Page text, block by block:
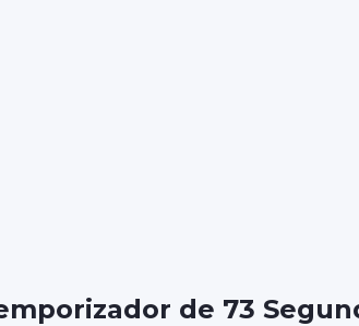
de 73